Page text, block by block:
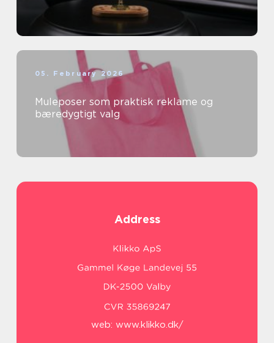
05. February 2026
Muleposer som praktisk reklame og
bæredygtigt valg
Address
web: www.klikko.dk/